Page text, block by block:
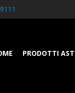
PRODOTTI AST